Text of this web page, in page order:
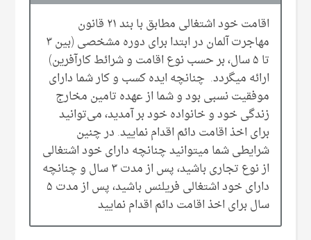
اقامت خود اشتغالی مطابق با بند ۲۱ قانون
مهاجرت آلمان در ابتدا برای دوره مشخصی‌ (بین ۳
تا ۵ سال، بر حسب نوع اقامت و شرائط کارآفرین)
ارائه میگردد. چنانچه ایده کسب و کار شما دارای
موفقیت نسبی‌ بود و شما از عهده تامین مخارج
زندگی‌ خود و خانواده خود بر آمدید، می‌‌توانید
برای اخذ اقامت دائم اقدام نمایید. در چنین
شرایطی شما میتوانید چنانچه دارای خود اشتغالی
از نوع تجاری باشید، پس از مدت ۳ سال و چنانچه
دارای خود اشتغالی فریلنس باشید، پس از مدت ۵
سال برای اخذ اقامت دائم اقدام نمایید